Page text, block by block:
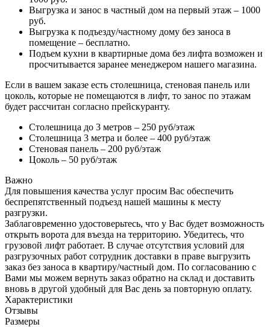
Выгрузка и занос в частный дом на первый этаж – 1000
руб.
Выгрузка к подъезду/частному дому без заноса в
помещение – бесплатно.
Подъем кухни в квартирные дома без лифта возможен и
просчитывается заранее менеджером нашего магазина.
Если в вашем заказе есть столешница, стеновая панель или
цоколь, которые не помещаются в лифт, то занос по этажам
будет рассчитан согласно прейскуранту.
Столешница до 3 метров – 250 руб/этаж
Столешница 3 метра и более – 400 руб/этаж
Стеновая панель – 200 руб/этаж
Цоколь – 50 руб/этаж
Важно
Для повышения качества услуг просим Вас обеспечить
беспрепятственный подъезд нашей машины к месту
разгрузки.
Заблаговременно удостоверьтесь, что у Вас будет возможность
открыть ворота для въезда на территорию. Убедитесь, что
грузовой лифт работает. В случае отсутствия условий для
разгрузочных работ сотрудник доставки в праве выгрузить
заказ без заноса в квартиру/частный дом. По согласованию с
Вами мы можем вернуть заказ обратно на склад и доставить
вновь в другой удобный для Вас день за повторную оплату.
Характеристики
Отзывы
Размеры